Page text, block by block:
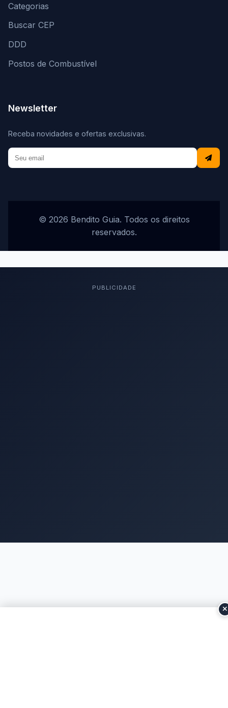
Categorias
Buscar CEP
DDD
Postos de Combustível
Newsletter
Receba novidades e ofertas exclusivas.
© 2026 Bendito Guia. Todos os direitos
reservados.